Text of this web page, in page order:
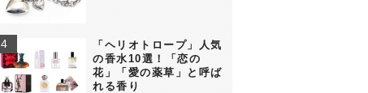
「ヘリオトロープ」人気
の香水10選！「恋の
花」「愛の薬草」と呼ば
れる香り